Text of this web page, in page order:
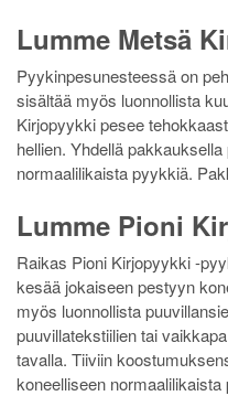
Lumme Metsä
Pyykinpesunesteessä on
sisältää myös luonnollista
Kirjopyykki pesee
hellien. Yhdellä
normaalilikaista pyykkiä.
Lumme Pioni
Raikas Pioni Kirjopyykki -
kesää jokaiseen pestyyn
myös luonnollista
puuvillatekstiilien tai
tavalla. Tiiviin
koneelliseen